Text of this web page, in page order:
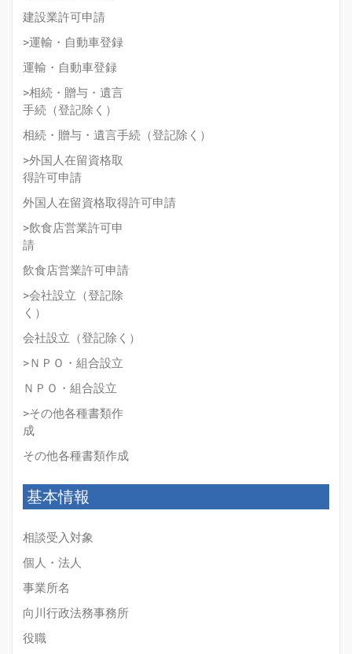
建設業許可申請
>運輸・自動車登録
運輸・自動車登録
>相続・贈与・遺言
手続（登記除く）
相続・贈与・遺言手続（登記除く）
>外国人在留資格取
得許可申請
外国人在留資格取得許可申請
>飲食店営業許可申
請
飲食店営業許可申請
>会社設立（登記除
く）
会社設立（登記除く）
>ＮＰＯ・組合設立
ＮＰＯ・組合設立
>その他各種書類作
成
その他各種書類作成
基本情報
相談受入対象
個人・法人
事業所名
向川行政法務事務所
役職